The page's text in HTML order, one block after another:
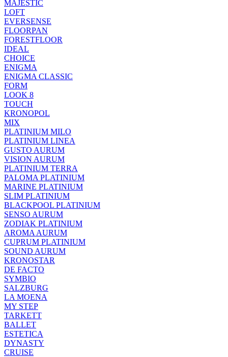
MAJESTIC
LOFT
EVERSENSE
FLOORPAN
FORESTFLOOR
IDEAL
CHOICE
ENIGMA
ENIGMA CLASSIC
FORM
LOOK 8
TOUCH
KRONOPOL
MIX
PLATINIUM MILO
PLATINIUM LINEA
GUSTO AURUM
VISION AURUM
PLATINIUM TERRA
PALOMA PLATINIUM
MARINE PLATINIUM
SLIM PLATINIUM
BLACKPOOL PLATINIUM
SENSO AURUM
ZODIAK PLATINIUM
AROMA AURUM
CUPRUM PLATINIUM
SOUND AURUM
KRONOSTAR
DE FACTO
SYMBIO
SALZBURG
LA MOENA
MY STEP
TARKETT
BALLET
ESTETICA
DYNASTY
CRUISE